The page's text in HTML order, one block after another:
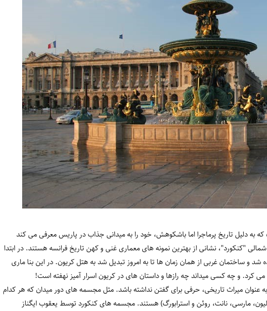
که به دلیل تاریخ پرماجرا اما باشکوهش، خود را به میدانی جذاب در پاریس معرفی می کند
"کنکورد"، نشانی از بهترین نمونه های معماری غنی و کهن تاریخ فرانسه هستند. در ابتدا
شد و ساختمان غربی از همان زمان ها تا به امروز تبدیل شد به هتل کریون. در این بنا ماری
می کرد. و چه کسی میداند چه رازها و داستان های در کریون اسرار آمیز نهفته است!
عنوان میراث تاریخی، حرفی برای گفتن نداشته باشد. مثل مجسمه های دور میدان که هر کدام
مارسی، نانت، روئن و استرابورگ) هستند. مجسمه های کنکورد توسط یعقوب ایگناز